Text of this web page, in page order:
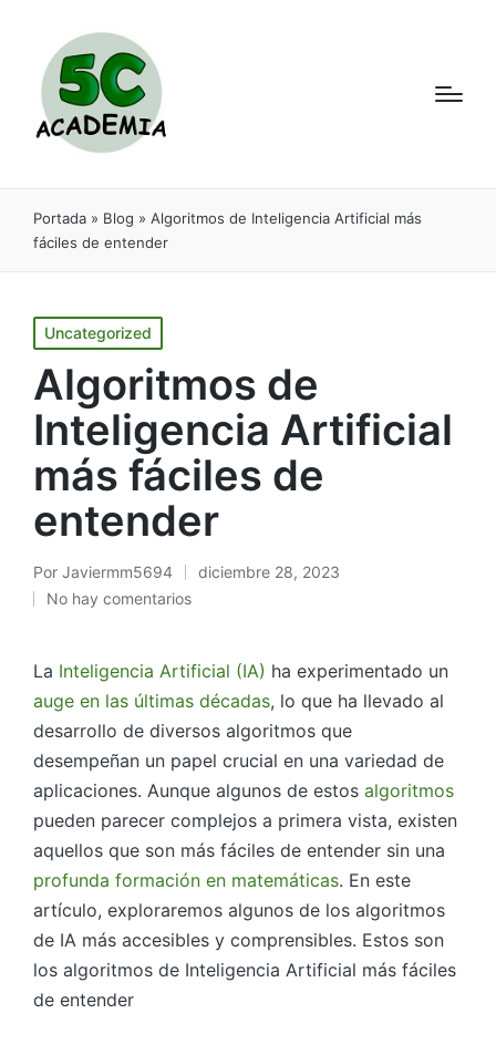
Portada » Blog » Algoritmos de Inteligencia Artificial más
fáciles de entender
Uncategorized
Algoritmos de
Inteligencia Artificial
más fáciles de
entender
Por Javiermm5694
diciembre 28, 2023
No hay comentarios
La Inteligencia Artificial (IA) ha experimentado un
auge en las últimas décadas, lo que ha llevado al
desarrollo de diversos algoritmos que
desempeñan un papel crucial en una variedad de
aplicaciones. Aunque algunos de estos algoritmos
pueden parecer complejos a primera vista, existen
aquellos que son más fáciles de entender sin una
profunda formación en matemáticas. En este
artículo, exploraremos algunos de los algoritmos
de IA más accesibles y comprensibles. Estos son
los algoritmos de Inteligencia Artificial más fáciles
de entender